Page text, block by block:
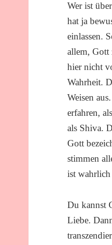
Wer ist
hat ja
einlassen.
allem, Gott
hier nicht
Wahrheit.
Weisen
erfahren,
als Shiva.
Gott
stimmen
ist
Du kannst
Liebe.